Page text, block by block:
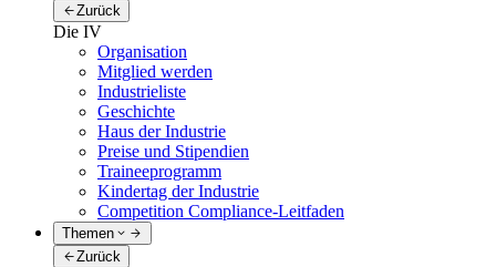
Zurück
Die IV
Organisation
Mitglied werden
Industrieliste
Geschichte
Haus der Industrie
Preise und Stipendien
Traineeprogramm
Kindertag der Industrie
Competition Compliance-Leitfaden
Themen
Zurück